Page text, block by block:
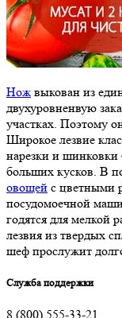
Нож выкован из
двухуровненвую
участках. Поэтому
Широкое лезвие
нарезки и
больших кусков. В
овощей с цветными
посудомоечной
годятся для мелкой
лезвия из твердых
шеф прослужит
Служба поддержки
8 (800) 555-33-21